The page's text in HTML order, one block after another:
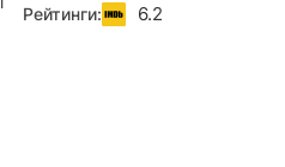
и уникальный стиль
доказывает, что даже в
превратить боль в
и искренней перед
Рейтинги: 6.2